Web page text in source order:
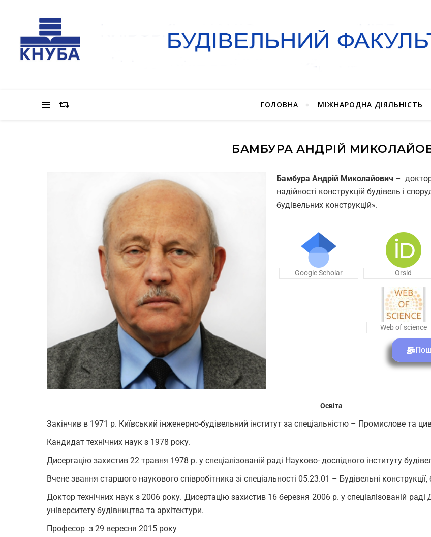
ГОЛОВНА МІЖНАРОДНА ДІЯЛЬНІСТЬ
БАМБУРА АНДРІЙ
Бамбура Андрій Миколайович – доктор
надійності конструкцій будівель і
будівельних конструкцій».
Google Scholar Orsid
Web of science
Освіта
Закінчив в 1971 р. Київський інженерно-будівельний інститут за спеціальністю – Промислове та
Кандидат технічних наук з 1978 року.
Дисертацію захистив 22 травня 1978 р. у спеціалізованій раді Науково- дослідного інституту
Вчене звання старшого наукового співробітника зі спеціальності 05.23.01 – Будівельні
Доктор технічних наук з 2006 року. Дисертацію захистив 16 березня 2006 р. у спеціалізованій
університету будівництва та архітектури.
Професор з 29 вересня 2015 року